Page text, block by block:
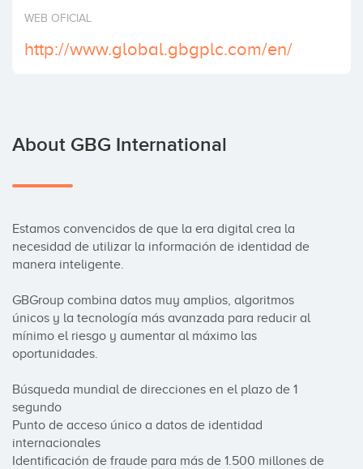
Invest
WEB OFICIAL
http://www.global.gbgplc.com/en/
About GBG International
Estamos convencidos de que la era digital crea la
necesidad de utilizar la información de identidad de
manera inteligente.
GBGroup combina datos muy amplios, algoritmos
únicos y la tecnología más avanzada para reducir al
mínimo el riesgo y aumentar al máximo las
oportunidades.
Búsqueda mundial de direcciones en el plazo de 1
segundo
Punto de acceso único a datos de identidad
internacionales
Identificación de fraude para más de 1.500 millones de